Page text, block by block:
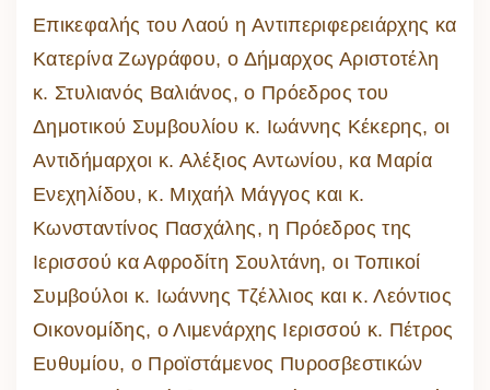
Επικεφαλής του Λαού η Αντιπεριφερειάρχης κα
Κατερίνα Ζωγράφου, ο Δήμαρχος Αριστοτέλη
κ. Στυλιανός Βαλιάνος, ο Πρόεδρος του
Δημοτικού Συμβουλίου κ. Ιωάννης Κέκερης, οι
Αντιδήμαρχοι κ. Αλέξιος Αντωνίου, κα Μαρία
Ενεχηλίδου, κ. Μιχαήλ Μάγγος και κ.
Κωνσταντίνος Πασχάλης, η Πρόεδρος της
Ιερισσού κα Αφροδίτη Σουλτάνη, οι Τοπικοί
Συμβούλοι κ. Ιωάννης Τζέλλιος και κ. Λεόντιος
Οικονομίδης, ο Λιμενάρχης Ιερισσού κ. Πέτρος
Ευθυμίου, ο Προϊστάμενος Πυροσβεστικών